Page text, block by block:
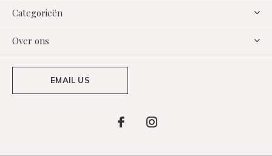
Categorieën
Over ons
EMAIL US